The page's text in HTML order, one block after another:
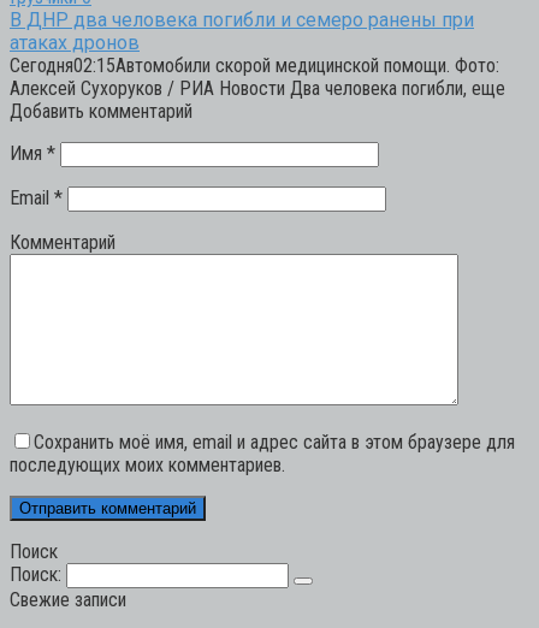
В ДНР два человека погибли и семеро ранены при
атаках дронов
Сегодня02:15Автомобили скорой медицинской помощи. Фото:
Алексей Сухоруков / РИА Новости Два человека погибли, еще
Добавить комментарий
Имя *
Email *
Комментарий
Сохранить моё имя, email и адрес сайта в этом браузере для
последующих моих комментариев.
Поиск
Поиск:
Свежие записи